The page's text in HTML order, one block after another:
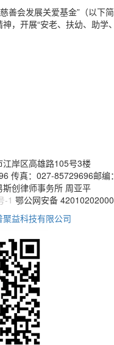
善会发展关爱基金”（以下
神，开展“安老、扶幼
岸区高雄路105号3楼
传真：027-85729696邮编
创律师事务所 周亚平
-1 鄂公网安备
聚益科技有限公司